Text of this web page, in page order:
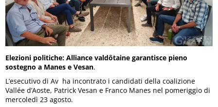
Elezioni politiche: Alliance valdôtaine garantisce pieno
sostegno a Manes e Vesan.
L’esecutivo di Av ha incontrato i candidati della coalizione
Vallée d’Aoste, Patrick Vesan e Franco Manes nel pomeriggio di
mercoledì 23 agosto.